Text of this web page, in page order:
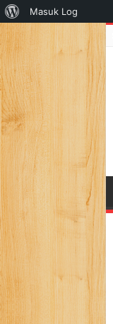
Tentang
WordPress
Masuk Log